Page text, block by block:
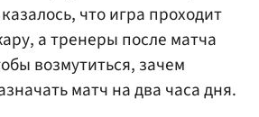
что игра проходит
а тренеры после матча
возмутиться, зачем
матч на два часа дня.